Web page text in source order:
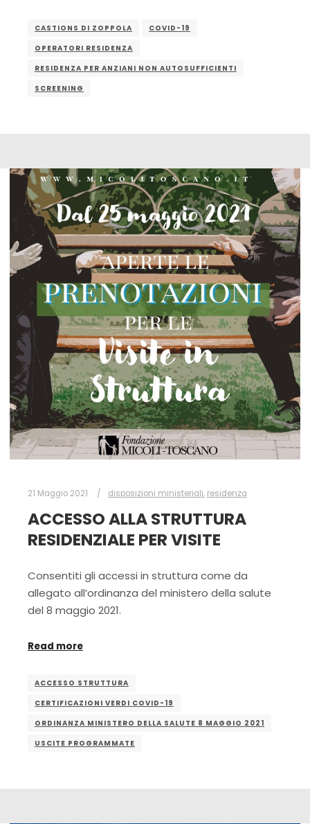
CASTIONS DI ZOPPOLA
COVID-19
OPERATORI RESIDENZA
RESIDENZA PER ANZIANI NON AUTOSUFFICIENTI
SCREENING
21 Maggio 2021 disposizioni ministeriali, residenza
ACCESSO ALLA STRUTTURA
RESIDENZIALE PER VISITE
Consentiti gli accessi in struttura come da
allegato all’ordinanza del ministero della salute
del 8 maggio 2021.
Read more
ACCESSO STRUTTURA
CERTIFICAZIONI VERDI COVID-19
ORDINANZA MINISTERO DELLA SALUTE 8 MAGGIO 2021
USCITE PROGRAMMATE